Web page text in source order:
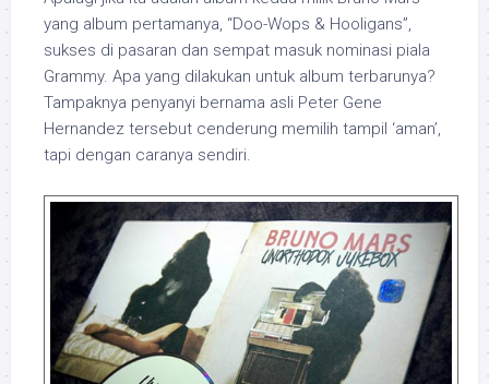
yang album pertamanya, “Doo-Wops & Hooligans”,
sukses di pasaran dan sempat masuk nominasi piala
Grammy. Apa yang dilakukan untuk album terbarunya?
Tampaknya penyanyi bernama asli Peter Gene
Hernandez tersebut cenderung memilih tampil ‘aman’,
tapi dengan caranya sendiri.